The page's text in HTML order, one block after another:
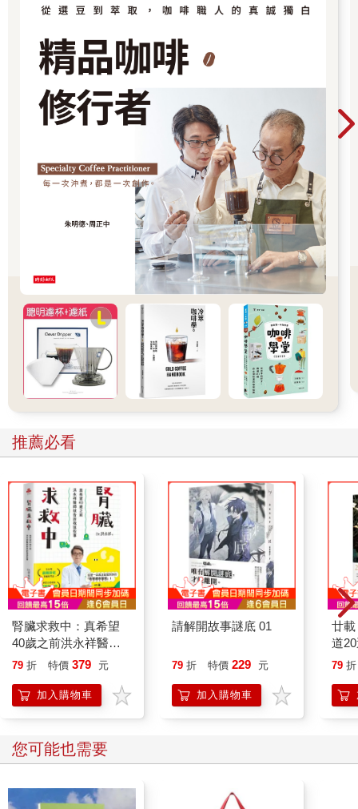
推薦必看
腎臟求救中：真希望
40歲之前洪永祥醫師
就告訴我這些事
79 折 特價 379 元
加入購物車
請解開故事謎底 01
79 折 特價 229 元
加入購物車
廿
道
79 折
您可能也需要